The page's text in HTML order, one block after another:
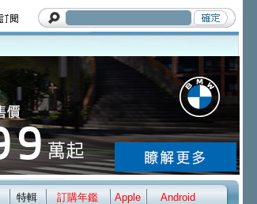
特輯 訂購年鑑 Apple Android